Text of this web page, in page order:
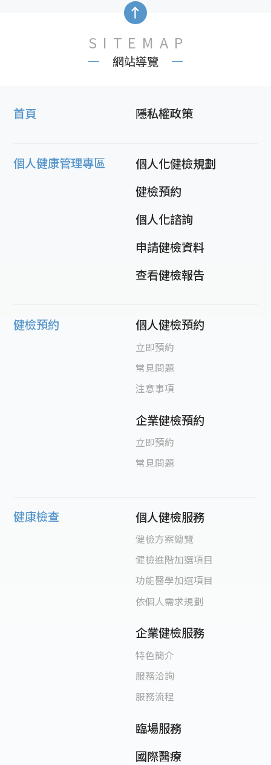
SITEMAP
網站導覽
首頁 隱私權政策
個人健康管理專區
個人化健檢規劃
健檢預約
個人化諮詢
申請健檢資料
查看健檢報告
健檢預約 個人健檢預約
立即預約
常見問題
注意事項
企業健檢預約
立即預約
常見問題
健康檢查 個人健檢服務
健檢方案總覽
健檢進階加選項目
功能醫學加選項目
依個人需求規劃
企業健檢服務
特色簡介
服務洽詢
服務流程
臨場服務
國際醫療